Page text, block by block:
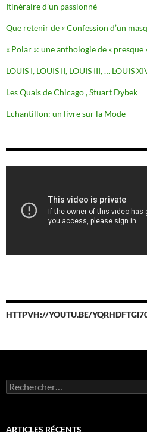
Itinéraire d’un passionné
Que retenir de « Confession d’un
« Polar »: une anthologie de «
LOUIS I, LOUIS II, LOUIS III, … LOUIS
Les Quais de Chicago , Stuart Dybek
Echantillon: un livre sur la Mode
HTTPVH://YOUTU.BE/
Rechercher :
ARTICLES RÉCENTS